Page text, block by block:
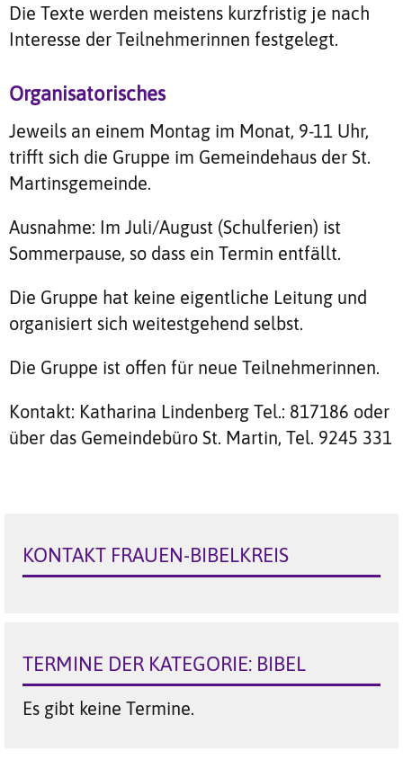
Die Texte werden meistens kurzfristig je nach
Interesse der Teilnehmerinnen festgelegt.
Organisatorisches
Jeweils an einem Montag im Monat, 9-11 Uhr,
trifft sich die Gruppe im Gemeindehaus der St.
Martinsgemeinde.
Ausnahme: Im Juli/August (Schulferien) ist
Sommerpause, so dass ein Termin entfällt.
Die Gruppe hat keine eigentliche Leitung und
organisiert sich weitestgehend selbst.
Die Gruppe ist offen für neue Teilnehmerinnen.
Kontakt: Katharina Lindenberg Tel.: 817186 oder
über das Gemeindebüro St. Martin, Tel. 9245 331
KONTAKT FRAUEN-BIBELKREIS
TERMINE DER KATEGORIE: BIBEL
Es gibt keine Termine.